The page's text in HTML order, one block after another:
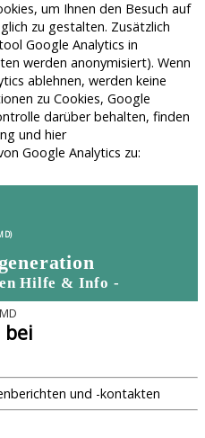
um Ihnen den Besuch auf
zu gestalten. Zusätzlich
Google Analytics in
werden anonymisiert). Wenn
ablehnen, werden keine
zu Cookies, Google
darüber behalten, finden
und hier
Google Analytics zu:
Hilfe & Info -
und -kontakten